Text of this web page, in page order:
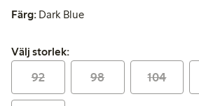
Färg: Dark Blue
Välj storlek:
Välj storlek:
92 98 104